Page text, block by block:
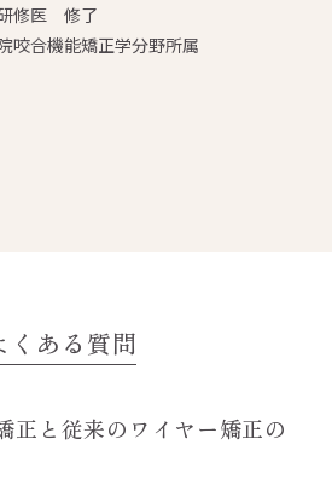
修医 修了
咬合機能矯正学分野所属
くある質問
正と従来のワイヤー矯正の